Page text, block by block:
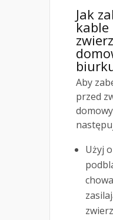
Jak
kable
Aby
przed
Użyj